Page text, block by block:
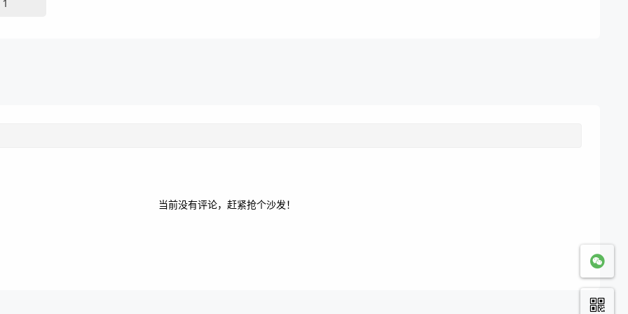
1
当前没有评论，赶紧抢个沙发！